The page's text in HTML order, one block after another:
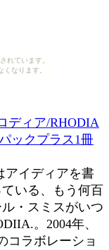
れています。
なります。
ディア/RHODIA
ックプラス1冊
アイディアを書
いる、もう何百
・スミスがいつ
。2004年、
コラボレーショ